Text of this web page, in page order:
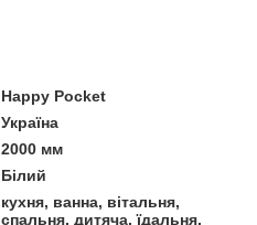
Happy Pocket
Україна
2000 мм
Білий
кухня, ванна, вітальня,
спальня, дитяча, їдальня,